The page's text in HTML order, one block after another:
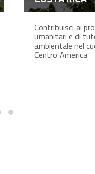
Contribuisci ai
umanitari e di
ambientale nel
Centro America